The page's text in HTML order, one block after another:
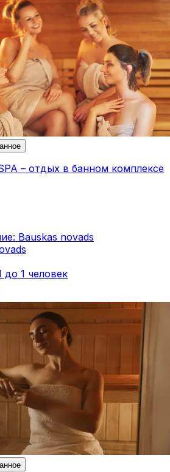
– отдых в банном комплексе
Bauskas novads
до 1 человек